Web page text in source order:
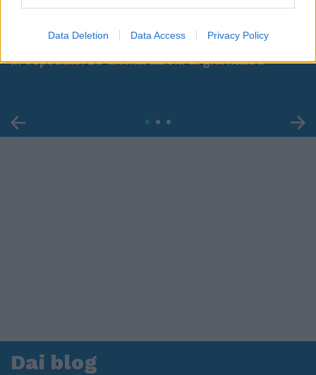
Data Deletion Data Access Privacy Policy
00:00 01:16
Leonardo Maria Del Vecchio dall'ex compagna
in ospedale. Le dichiarazioni ai giornalisti
Dai blog